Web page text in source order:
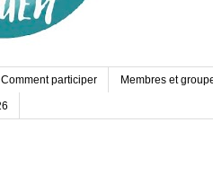
Comment participer Membres et